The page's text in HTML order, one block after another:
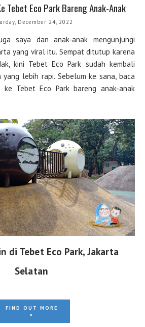
Tebet Eco Park Bareng Anak-Anak
December 24, 2022
saya dan anak-anak mengunjungi
yang viral itu. Sempat ditutup karena
kini Tebet Eco Park sudah kembali
lebih rapi. Sebelum ke sana, baca
Tebet Eco Park bareng anak-anak
di Tebet Eco Park, Jakarta
Selatan
FIND OUT MORE
»